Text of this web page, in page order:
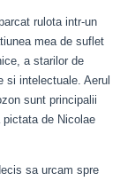
rulota intr-un
mea de suflet
a starilor de
si intelectuale. Aerul
sunt principalii
de Nicolae
sa urcam spre